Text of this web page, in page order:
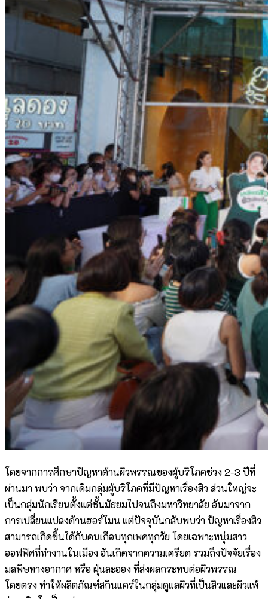
โดยจากการศึกษาปัญหาด้านผิวพรรณของผู้บริโภคช่วง 2-3 ปีที่
ผ่านมา พบว่า จากเดิมกลุ่มผู้บริโภคที่มีปัญหาเรื่องสิว ส่วนใหญ่จะ
เป็นกลุ่มนักเรียนตั้งแต่ชั้นมัธยมไปจนถึงมหาวิทยาลัย อันมาจาก
การเปลี่ยนแปลงด้านฮอร์โมน แต่ปัจจุบันกลับพบว่า ปัญหาเรื่องสิว
สามารถเกิดขึ้นได้กับคนเกือบทุกเพศทุกวัย โดยเฉพาะหนุ่มสาว
ออฟฟิศที่ทำงานในเมือง อันเกิดจากความเครียด รวมถึงปัจจัยเรื่อง
มลพิษทางอากาศ หรือ ฝุ่นละออง ที่ส่งผลกระทบต่อผิวพรรณ
โดยตรง ทำให้ผลิตภัณฑ์สกินแคร์ในกลุ่มดูแลผิวที่เป็นสิวและผิวแพ้